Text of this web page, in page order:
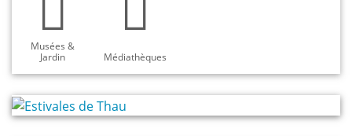
Musées &
Jardin
Médiathèques